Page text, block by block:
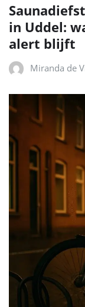
in Uddel:
alert blijft
Miranda de